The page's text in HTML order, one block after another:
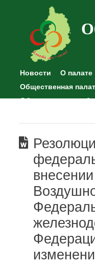
Новости О палате
Общественная
Общественные